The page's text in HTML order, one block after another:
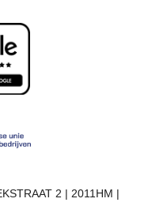
2 | 2011HM |